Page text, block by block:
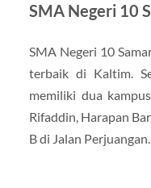
SMA Negeri 10
SMA Negeri 10
terbaik di Kaltim.
memiliki dua
Rifaddin, Harapan
B di Jalan Perjuangan.